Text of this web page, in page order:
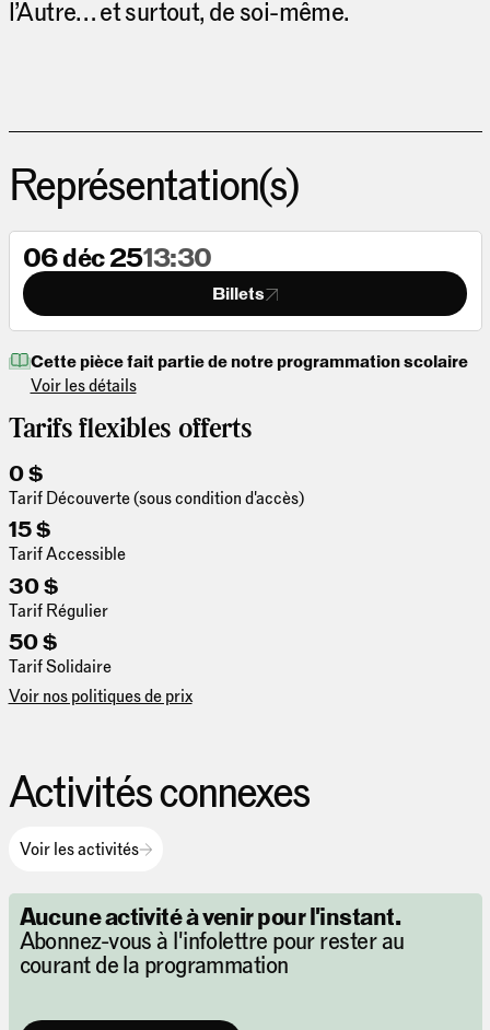
l’Autre… et surtout, de soi-même.
Représentation(s)
Tarifs flexibles offerts
Tarif Découverte (sous condition d'accès)
0 $
Tarif Accessible
15 $
Tarif Régulier
30 $
Tarif Solidaire
50 $
Voir nos politiques de prix
06 déc 2513:30
Billets
Cette pièce fait partie de notre programmation scolaire
Voir les détails
Activités connexes
Voir les activités
Aucune activité à venir pour l'instant.
Abonnez-vous à l'infolettre pour rester au
courant de la programmation